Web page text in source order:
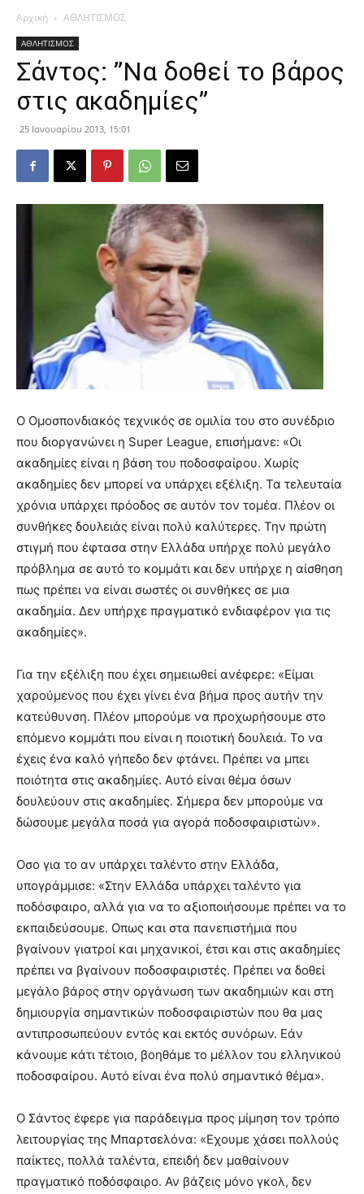
Αρχική ΑΘΛΗΤΙΣΜΟΣ
ΑΘΛΗΤΙΣΜΟΣ
Σάντος: ”Να δοθεί το βάρος
στις ακαδημίες”
25 Ιανουαρίου 2013, 15:01
Ο Ομοσπονδιακός τεχνικός σε ομιλία του στο συνέδριο
που διοργανώνει η Super League, επισήμανε: «Οι
ακαδημίες είναι η βάση του ποδοσφαίρου. Χωρίς
ακαδημίες δεν μπορεί να υπάρχει εξέλιξη. Τα τελευταία
χρόνια υπάρχει πρόοδος σε αυτόν τον τομέα. Πλέον οι
συνθήκες δουλειάς είναι πολύ καλύτερες. Την πρώτη
στιγμή που έφτασα στην Ελλάδα υπήρχε πολύ μεγάλο
πρόβλημα σε αυτό το κομμάτι και δεν υπήρχε η αίσθηση
πως πρέπει να είναι σωστές οι συνθήκες σε μια
ακαδημία. Δεν υπήρχε πραγματικό ενδιαφέρον για τις
ακαδημίες».
Για την εξέλιξη που έχει σημειωθεί ανέφερε: «Είμαι
χαρούμενος που έχει γίνει ένα βήμα προς αυτήν την
κατεύθυνση. Πλέον μπορούμε να προχωρήσουμε στο
επόμενο κομμάτι που είναι η ποιοτική δουλειά. Το να
έχεις ένα καλό γήπεδο δεν φτάνει. Πρέπει να μπει
ποιότητα στις ακαδημίες. Αυτό είναι θέμα όσων
δουλεύουν στις ακαδημίες. Σήμερα δεν μπορούμε να
δώσουμε μεγάλα ποσά για αγορά ποδοσφαιριστών».
Οσο για το αν υπάρχει ταλέντο στην Ελλάδα,
υπογράμμισε: «Στην Ελλάδα υπάρχει ταλέντο για
ποδόσφαιρο, αλλά για να το αξιοποιήσουμε πρέπει να το
εκπαιδεύσουμε. Οπως και στα πανεπιστήμια που
βγαίνουν γιατροί και μηχανικοί, έτσι και στις ακαδημίες
πρέπει να βγαίνουν ποδοσφαιριστές. Πρέπει να δοθεί
μεγάλο βάρος στην οργάνωση των ακαδημιών και στη
δημιουργία σημαντικών ποδοσφαιριστών που θα μας
αντιπροσωπεύουν εντός και εκτός συνόρων. Εάν
κάνουμε κάτι τέτοιο, βοηθάμε το μέλλον του ελληνικού
ποδοσφαίρου. Αυτό είναι ένα πολύ σημαντικό θέμα».
Ο Σάντος έφερε για παράδειγμα προς μίμηση τον τρόπο
λειτουργίας της Μπαρτσελόνα: «Εχουμε χάσει πολλούς
παίκτες, πολλά ταλέντα, επειδή δεν μαθαίνουν
πραγματικό ποδόσφαιρο. Αν βάζεις μόνο γκολ, δεν